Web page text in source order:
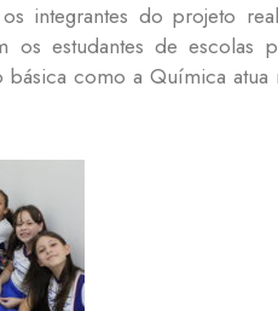
integrantes do projeto
os estudantes de escolas
básica como a Química